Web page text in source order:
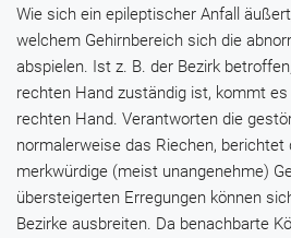
Wie sich ein epileptischer Anfall
welchem Gehirnbereich sich die
abspielen. Ist z. B. der Bezirk
rechten Hand zuständig ist, kommt
rechten Hand. Verantworten die
normalerweise das Riechen,
merkwürdige (meist unangenehme)
übersteigerten Erregungen können
Bezirke ausbreiten. Da benachbarte